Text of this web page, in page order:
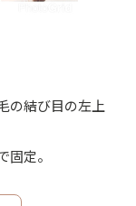
の結び目の左上
定。